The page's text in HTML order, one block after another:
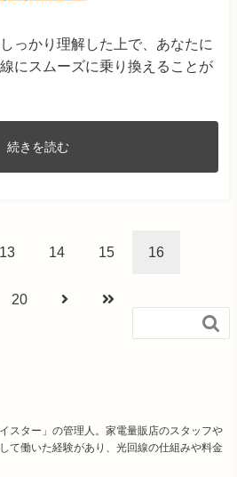
っかり理解した上で、あなたに
にスムーズに乗り換えることが
続きを読む
13 14 15 16
20

スター」の管理人。家電量販店のスタッフや
て働いた経験があり、光回線の仕組みや料金